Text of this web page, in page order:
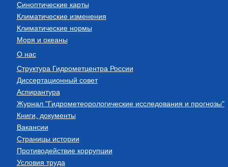
Синоптические карты
Климатические изменения
Климатические нормы
Моря и океаны
О нас
Структура Гидрометцентра России
Диссертационный совет
Аспирантура
Журнал "Гидрометеорологические исследования и прогнозы"
Книги, документы
Вакансии
Страницы истории
Противодействие коррупции
Условия труда